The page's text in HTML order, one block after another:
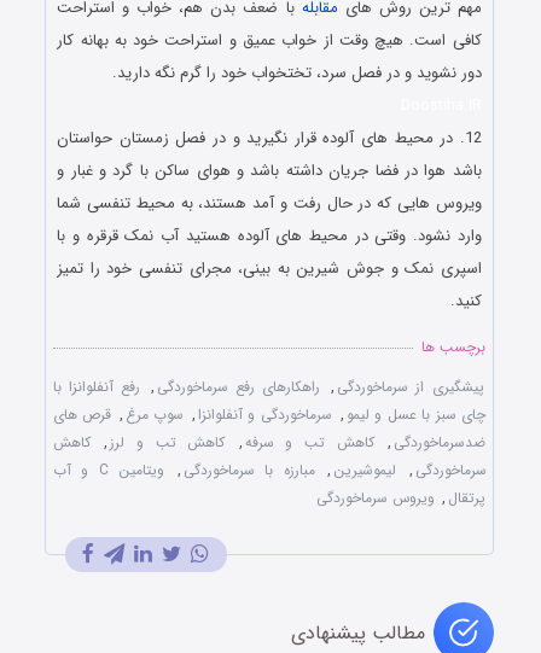
مهم ترین روش های مقابله با ضعف بدن هم، خواب و استراحت
کافی است. هیچ وقت از خواب عمیق و استراحت خود به بهانه کار
دور نشوید و در فصل سرد، تختخواب خود را گرم نگه دارید.
12. در محیط های آلوده قرار نگیرید و در فصل زمستان حواستان
باشد هوا در فضا جریان داشته باشد و هوای ساکن با گرد و غبار و
ویروس هایی که در حال رفت و آمد هستند، به محیط تنفسی شما
وارد نشود. وقتی در محیط های آلوده هستید آب نمک قرقره و با
اسپری نمک و جوش شیرین به بینی، مجرای تنفسی خود را تمیز
کنید.
برچسب ها
پیشگیری از سرماخوردگی , راهکارهای رفع سرماخوردگی , رفع آنفلوانزا با
چای سبز با عسل و لیمو , سرماخوردگی و آنفلوانزا, سوپ مرغ , قرص های
ضدسرماخوردگی , کاهش تب و سرفه, کاهش تب و لرز ,
کاهش
سرماخوردگی , لیموشیرین , مبارزه با سرماخوردگی ,
ویتامین C و آب
پرتقال , ویروس سرماخوردگی
مطالب پیشنهادی